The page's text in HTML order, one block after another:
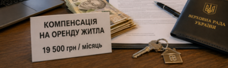
просив кошти та де поселився
Як працює особлива соціальна гарантія та хто нею
користується
2 години тому 30,9 т.